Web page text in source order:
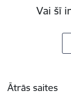
Vai šī
Ātrās saites